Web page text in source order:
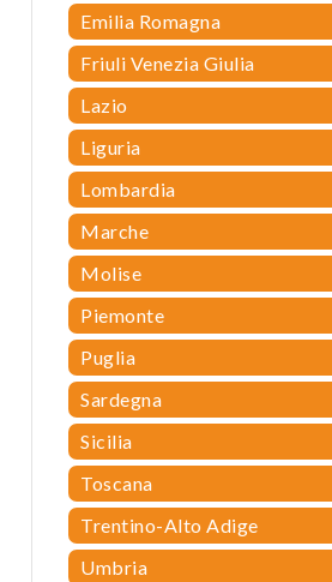
Emilia Romagna
Friuli Venezia Giulia
Lazio
Liguria
Lombardia
Marche
Molise
Piemonte
Puglia
Sardegna
Sicilia
Toscana
Trentino-Alto Adige
Umbria